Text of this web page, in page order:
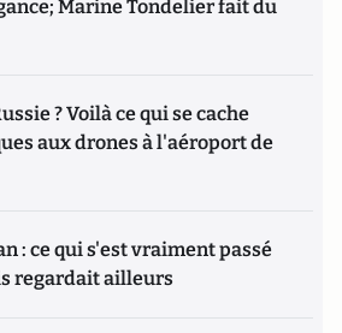
Marine Tondelier fait du
? Voilà ce qui se cache
aux drones à l'aéroport de
: ce qui s'est vraiment passé
regardait ailleurs